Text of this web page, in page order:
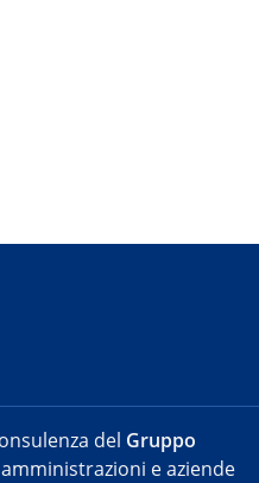
del Gruppo
e aziende